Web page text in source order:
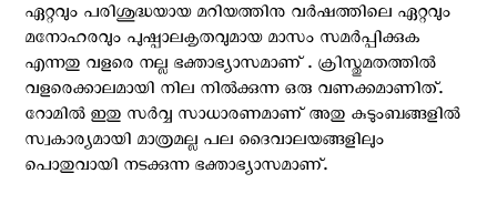
ഏറ്റവും പരിശുദ്ധയായ മറിയത്തിനു വർഷത്തിലെ ഏറ്റവും
മനോഹരവും പുഷ്പാലകൃതവുമായ മാസം സമർപ്പിക്കുക
എന്നതു വളരെ നല്ല ഭക്താഭ്യാസമാണ് . ക്രിസ്തുമതത്തിൽ
വളരെക്കാലമായി നില നിൽക്കുന്ന ഒരു വണക്കമാണിത്.
റോമിൽ ഇതു സർവ്വ സാധാരണമാണ് അതു കുടുംബങ്ങളിൽ
സ്വകാര്യമായി മാത്രമല്ല പല ദൈവാലയങ്ങളിലും
പൊതുവായി നടക്കുന്ന ഭക്താഭ്യാസമാണ്.